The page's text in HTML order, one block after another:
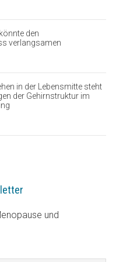
den
verlangsamen
in der Lebensmitte steht
der Gehirnstruktur im
und